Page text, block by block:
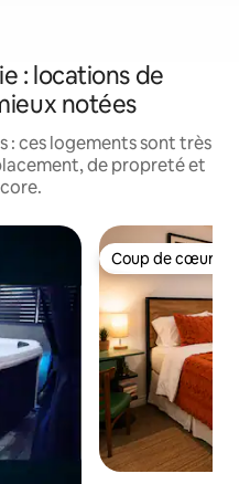
: locations de
notées
: ces logements sont très
de propreté et
appréciés Coup de cœur
Coup de cœur